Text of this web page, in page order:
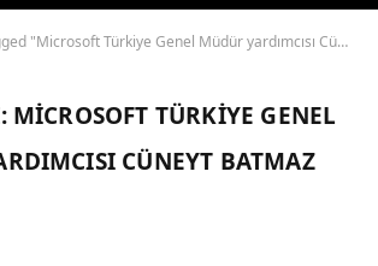
"Microsoft Türkiye Genel Müdür yardımcısı Cüneyt Batmaz"
MICROSOFT TÜRKIYE GENEL
CÜNEYT BATMAZ